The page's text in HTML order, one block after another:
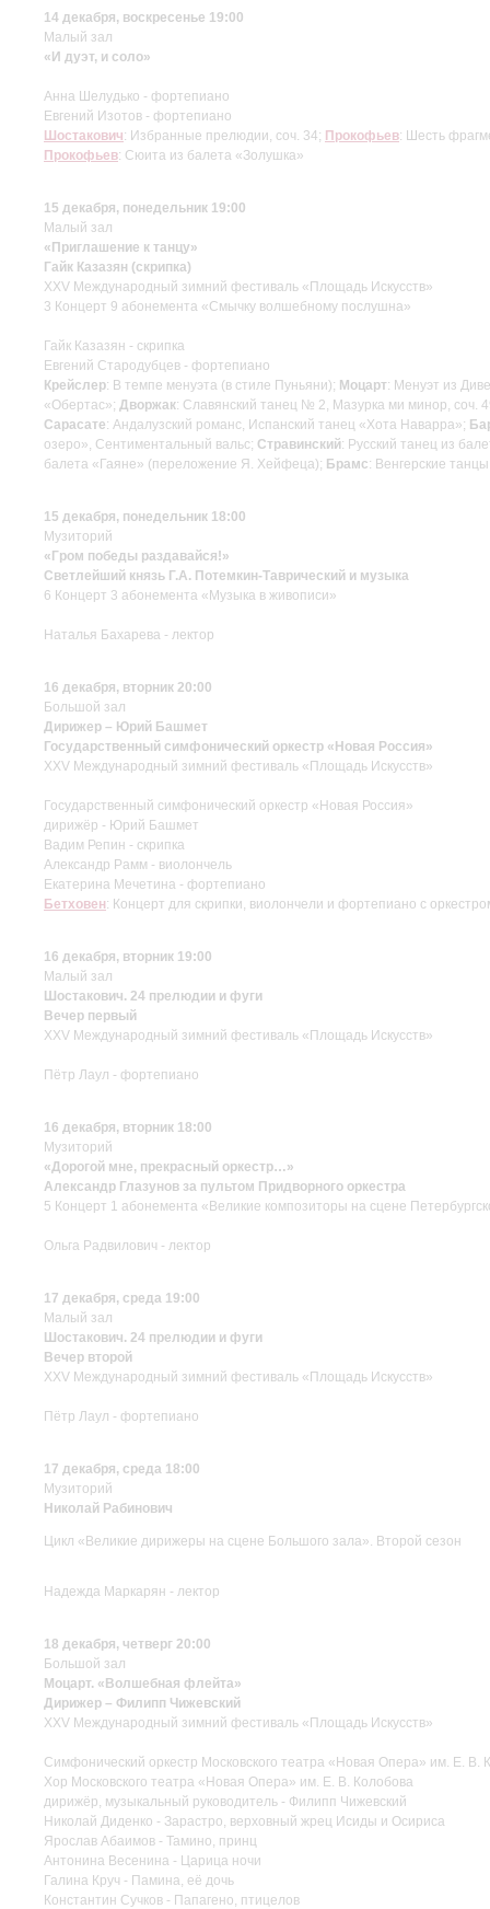
14 декабря, воскресенье 19:00
Малый зал
«И дуэт, и соло»
Анна Шелудько - фортепиано
Евгений Изотов - фортепиано
Шостакович: Избранные прелюдии, соч. 34; Прокофьев: Шесть
Прокофьев: Сюита из балета «Золушка»
15 декабря, понедельник 19:00
Малый зал
«Приглашение к танцу»
Гайк Казазян (скрипка)
XXV Международный зимний фестиваль «Площадь Искусств»
3 Концерт 9 абонемента «Смычку волшебному послушна»
Гайк Казазян - скрипка
Евгений Стародубцев - фортепиано
Крейслер: В темпе менуэта (в стиле Пуньяни); Моцарт: Менуэт из
«Обертас»; Дворжак: Славянский танец № 2, Мазурка ми минор, соч.
Сарасате: Андалузский романс, Испанский танец «Хота Наварра»;
озеро», Сентиментальный вальс; Стравинский: Русский танец из
балета «Гаяне» (переложение Я. Хейфеца); Брамс: Венгерские
15 декабря, понедельник 18:00
Музиторий
«Гром победы раздавайся!»
Светлейший князь Г.А. Потемкин-Таврический и музыка
6 Концерт 3 абонемента «Музыка в живописи»
Наталья Бахарева - лектор
16 декабря, вторник 20:00
Большой зал
Дирижер – Юрий Башмет
Государственный симфонический оркестр «Новая Россия»
XXV Международный зимний фестиваль «Площадь Искусств»
Государственный симфонический оркестр «Новая Россия»
дирижёр - Юрий Башмет
Вадим Репин - скрипка
Александр Рамм - виолончель
Екатерина Мечетина - фортепиано
Бетховен: Концерт для скрипки, виолончели и фортепиано c
16 декабря, вторник 19:00
Малый зал
Шостакович. 24 прелюдии и фуги
Вечер первый
XXV Международный зимний фестиваль «Площадь Искусств»
Пётр Лаул - фортепиано
16 декабря, вторник 18:00
Музиторий
«Дорогой мне, прекрасный оркестр…»
Александр Глазунов за пультом Придворного оркестра
5 Концерт 1 абонемента «Великие композиторы на сцене
Ольга Радвилович - лектор
17 декабря, среда 19:00
Малый зал
Шостакович. 24 прелюдии и фуги
Вечер второй
XXV Международный зимний фестиваль «Площадь Искусств»
Пётр Лаул - фортепиано
17 декабря, среда 18:00
Музиторий
Николай Рабинович
Цикл «Великие дирижеры на сцене Большого зала». Второй сезон
Надежда Маркарян - лектор
18 декабря, четверг 20:00
Большой зал
Моцарт. «Волшебная флейта»
Дирижер – Филипп Чижевский
XXV Международный зимний фестиваль «Площадь Искусств»
Симфонический оркестр Московского театра «Новая Опера» им. Е. В.
Хор Московского театра «Новая Опера» им. Е. В. Колобова
дирижёр, музыкальный руководитель - Филипп Чижевский
Николай Диденко - Зарастро, верховный жрец Исиды и Осириса
Ярослав Абаимов - Тамино, принц
Антонина Весенина - Царица ночи
Галина Круч - Памина, её дочь
Константин Сучков - Папагено, птицелов